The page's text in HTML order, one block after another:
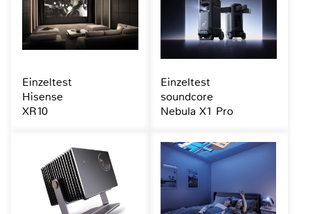
Einzeltest
Hisense
XR10
Einzeltest
soundcore
Nebula X1 Pro